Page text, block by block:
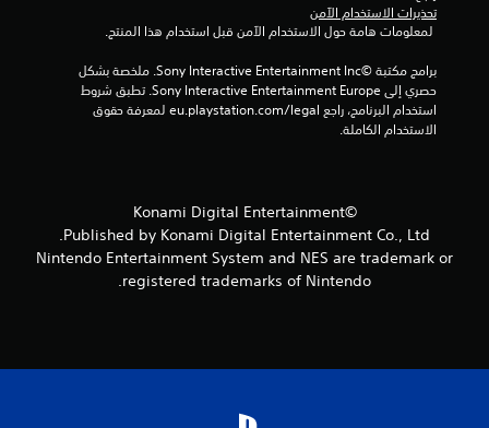
تحذيرات الاستخدام الآمن
الاستخدام الكاملة.
©Konami Digital Entertainment
Published by Konami Digital Entertainment Co., Ltd.
Nintendo Entertainment System and NES are trademark or
registered trademarks of Nintendo.